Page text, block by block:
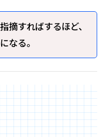
摘すればするほど、
なる。